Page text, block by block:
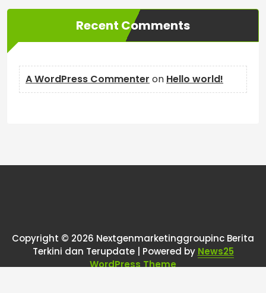
Recent Comments
A WordPress Commenter on Hello world!
Copyright © 2026 Nextgenmarketinggroupinc Berita
Terkini dan Terupdate | Powered by News25
WordPress Theme